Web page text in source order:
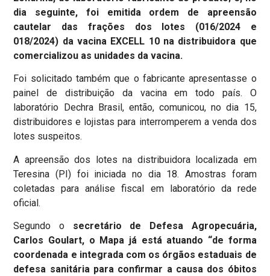
dia seguinte, foi emitida ordem de apreensão
cautelar das frações dos lotes (016/2024 e
018/2024) da vacina EXCELL 10 na distribuidora que
comercializou as unidades da vacina.
Foi solicitado também que o fabricante apresentasse o
painel de distribuição da vacina em todo país. O
laboratório Dechra Brasil, então, comunicou, no dia 15,
distribuidores e lojistas para interromperem a venda dos
lotes suspeitos.
A apreensão dos lotes na distribuidora localizada em
Teresina (PI) foi iniciada no dia 18. Amostras foram
coletadas para análise fiscal em laboratório da rede
oficial.
Segundo o secretário de Defesa Agropecuária,
Carlos Goulart, o Mapa já está atuando “de forma
coordenada e integrada com os órgãos estaduais de
defesa sanitária para confirmar a causa dos óbitos